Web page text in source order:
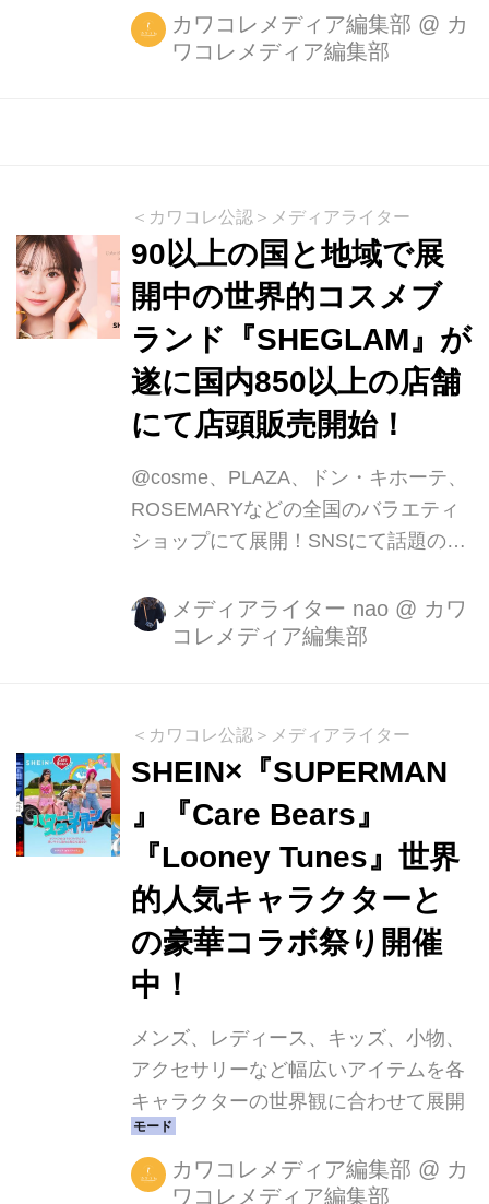
なときにうれしいのが、いま話題のプ
チプラEC。日々の生活をより快適にす
おすすめアイテムをご紹介します。今
回は編集部の独断でデザイン性、機能
性、話題性の３つのカテゴリーで星評
価もしていますので、ぜひ参考にして
ください 話題の「SHEIN」「Temu」
って？？ SHEIN（シーイン）は中国発
の150以上の国と地域に...
カワコレメディア編集部 @ カ
ワコレメディア編集部
＜カワコレ公認＞メディアライター
90以上の国と地域で展
開中の世界的コスメブ
ランド『SHEGLAM』が
遂に国内850以上の店舗
にて店頭販売開始！
@cosme、PLAZA、ドン・キホーテ、
ROSEMARYなどの全国のバラエティ
ショップにて展開！SNSにて話題のチ
ーション、コントゥアなど全17商品を
発売。
メディアライター nao @ カワ
コレメディア編集部
＜カワコレ公認＞メディアライター
SHEIN×『SUPERMAN
』『Care Bears』
『Looney Tunes』世界
的人気キャラクターと
の豪華コラボ祭り開催
中！
メンズ、レディース、キッズ、小物、
アクセサリーなど幅広いアイテムを各
キャラクターの世界観に合わせて展開
カワコレメディア編集部 @ カ
ワコレメディア編集部